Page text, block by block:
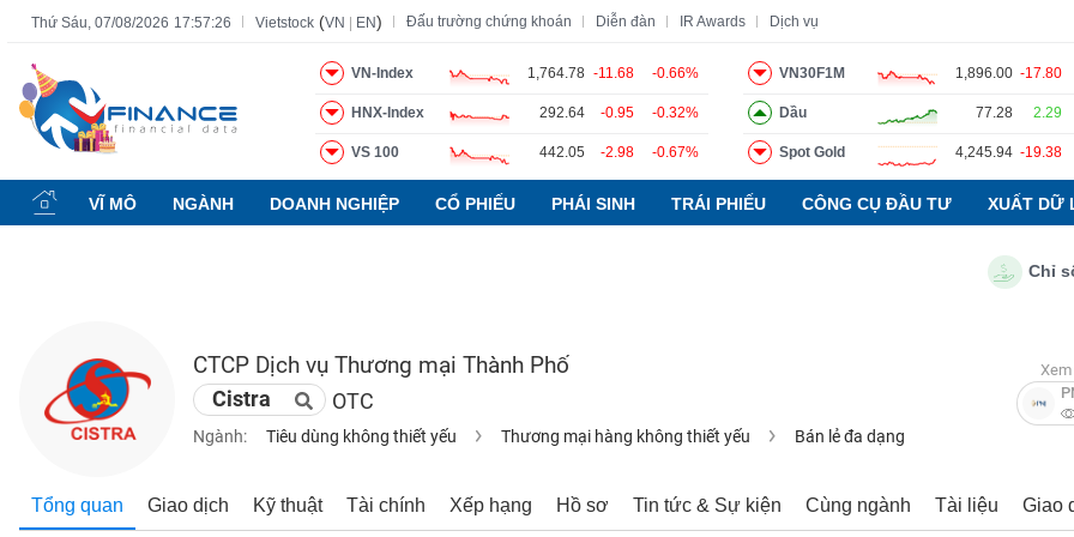
Thứ Sáu, 07/08/2026 17:57:27 Vietstock (VN EN) Đấu trường chứng khoán Diễn đàn IR Awards Dịch vụ
VN-Index 1,764.78 -11.68 -0.66%
HNX-Index 292.64 -0.95 -0.32%
VS 100 442.05 -2.98 -0.67%
VN30F1M 1,896.00 -17.80
Dầu 77.28 2.29
Spot Gold 4,245.94 -19.38
VĨ MÔ NGÀNH DOANH NGHIỆP CỔ PHIẾU PHÁI SINH TRÁI PHIẾU CÔNG CỤ ĐẦU TƯ XUẤT DỮ
Chỉ số
CTCP Dịch vụ Thương mại Thành Phố
Cistra OTC
Ngành: Tiêu dùng không thiết yếu Thương mại hàng không thiết yếu Bán lẻ đa dạng
Tổng quan Giao dịch Kỹ thuật Tài chính Xếp hạng Hồ sơ Tin tức & Sự kiện Cùng ngành Tài liệu Giao
Tất cả Tính năng Ngành Mã chứng khoán Lãnh đạo Báo cáo phân tích Thuật ngữ
Tính
năng
(-)
CHỨNG
KHOÁN
NGHIỆP